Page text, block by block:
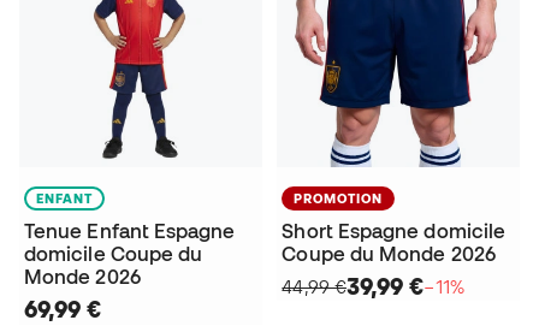
ENFANT
Tenue Enfant Espagne
domicile Coupe du
Monde 2026
69,99 €
PROMOTION
Short Espagne domicile
Coupe du Monde 2026
44,99 €39,99 €−11%